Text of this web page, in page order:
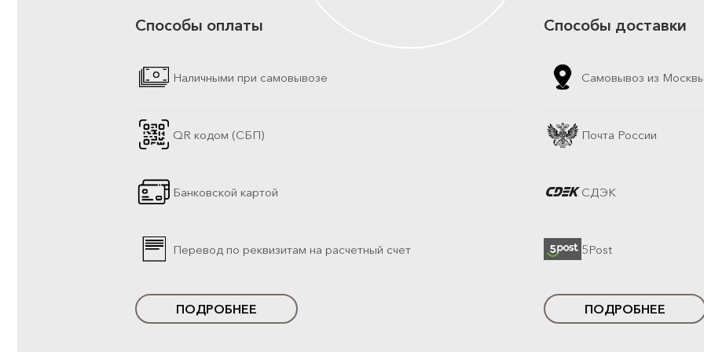
Способы оплаты
Наличными при самовывозе
QR кодом (СБП)
Банковской картой
Перевод по реквизитам на расчетный счет
ПОДРОБНЕЕ
Способы доставки
Самовывоз из
Почта России
СДЭК
5Post
ПОДРОБНЕЕ